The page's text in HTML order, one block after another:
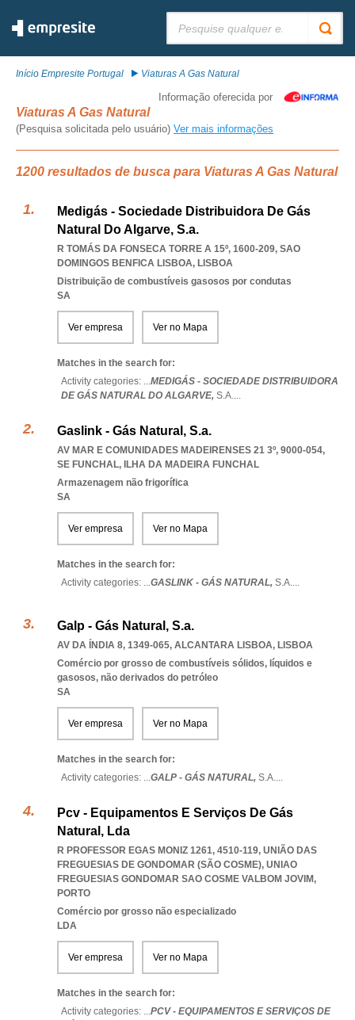
Início Empresite Portugal Viaturas A Gas Natural
Informação oferecida por
Viaturas A Gas Natural
(Pesquisa solicitada pelo usuário) Ver mais informações
1200 resultados de busca para Viaturas A Gas Natural
Medigás - Sociedade Distribuidora De Gás
Natural Do Algarve, S.a.
R TOMÁS DA FONSECA TORRE A 15º, 1600-209, SAO
DOMINGOS BENFICA LISBOA, LISBOA
Distribuição de combustíveis gasosos por condutas
SA
Ver empresa Ver no Mapa
Matches in the search for:
Activity categories: ...MEDIGÁS - SOCIEDADE DISTRIBUIDORA
DE GÁS NATURAL DO ALGARVE, S.A....
Gaslink - Gás Natural, S.a.
AV MAR E COMUNIDADES MADEIRENSES 21 3º, 9000-054,
SE FUNCHAL, ILHA DA MADEIRA FUNCHAL
Armazenagem não frigorífica
SA
Ver empresa Ver no Mapa
Matches in the search for:
Activity categories: ...GASLINK - GÁS NATURAL, S.A....
Galp - Gás Natural, S.a.
AV DA ÍNDIA 8, 1349-065, ALCANTARA LISBOA, LISBOA
Comércio por grosso de combustíveis sólidos, líquidos e
gasosos, não derivados do petróleo
SA
Ver empresa Ver no Mapa
Matches in the search for:
Activity categories: ...GALP - GÁS NATURAL, S.A....
Pcv - Equipamentos E Serviços De Gás
Natural, Lda
R PROFESSOR EGAS MONIZ 1261, 4510-119, UNIÃO DAS
FREGUESIAS DE GONDOMAR (SÃO COSME), UNIAO
FREGUESIAS GONDOMAR SAO COSME VALBOM JOVIM,
PORTO
Comércio por grosso não especializado
LDA
Ver empresa Ver no Mapa
Matches in the search for:
Activity categories: ...PCV - EQUIPAMENTOS E SERVIÇOS DE